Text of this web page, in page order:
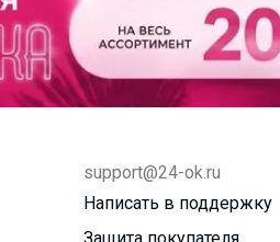
support@24-ok.ru
Написать в поддержку
Защита покупателя